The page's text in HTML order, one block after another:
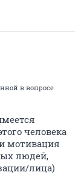
в вопросе
человека
мотивация
людей,
лица)